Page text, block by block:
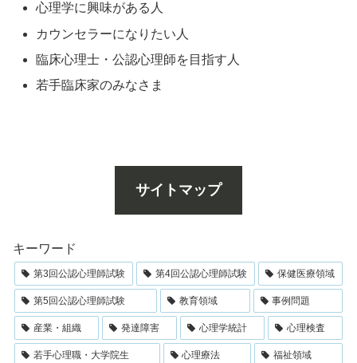
心理学に興味がある人
カウンセラーになりたい人
臨床心理士・公認心理師を目指す人
若手臨床家のみなさま
サイトマップ
キーワード
第3回公認心理師試験 第4回公認心理師試験 保健医療領域
第5回公認心理師試験 教育領域 事例問題
産業・組織 発達障害 心理学統計 心理検査
若手心理職・大学院生 心理療法 福祉領域